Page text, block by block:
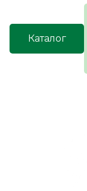
Каталог